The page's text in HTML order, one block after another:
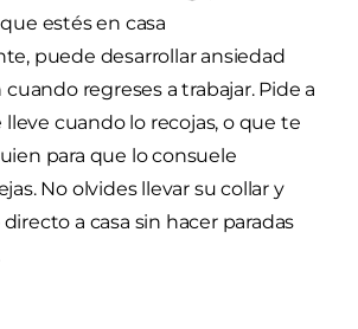
estés en casa
puede desarrollar ansiedad
regreses a trabajar. Pide a
cuando lo recojas, o que te
para que lo consuele
No olvides llevar su collar y
a casa sin hacer paradas